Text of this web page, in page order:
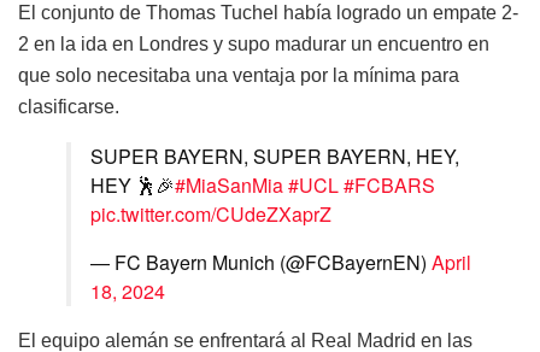
El conjunto de Thomas Tuchel había logrado un empate 2-
2 en la ida en Londres y supo madurar un encuentro en
que solo necesitaba una ventaja por la mínima para
clasificarse.
SUPER BAYERN, SUPER BAYERN, HEY,
HEY 🕺🎉#MiaSanMia#UCL#FCBARS
pic.twitter.com/CUdeZXaprZ
— FC Bayern Munich (@FCBayernEN) April
18, 2024
El equipo alemán se enfrentará al Real Madrid en las